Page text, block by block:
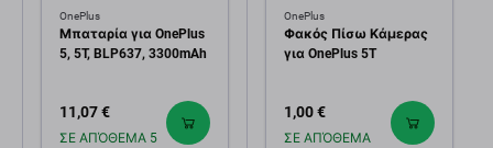
OnePlus
Μπαταρία για OnePlus
5, 5T, BLP637, 3300mAh
11,07 €
ΣΕ ΑΠΌΘΕΜΑ 5
OnePlus
Φακός Πίσω Κάμερας
για OnePlus 5T
1,00 €
ΣΕ ΑΠΌΘΕΜΑ